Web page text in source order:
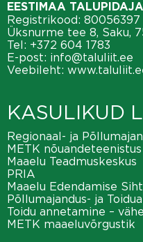
EESTIMAA
Registrikood: 80056397
Üksnurme tee 8, Saku,
Tel: +372 604 1783
E-post: info@taluliit.ee
Veebileht:
KASULIKUD
Regionaal- ja
METK nõuandeteenistus
Maaelu Teadmuskeskus
PRIA
Maaelu Edendamise
Põllumajandus- ja
Toidu annetamine –
METK maaeluvõrgustik